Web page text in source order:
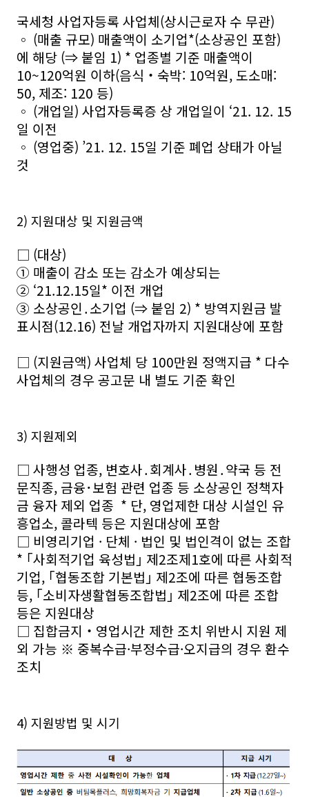
국세청 사업자등록 사업체(상시근로자 수 무관)
◦ (매출 규모) 매출액이 소기업*(소상공인 포함)
에 해당 (⇒ 붙임 1) * 업종별 기준 매출액이
10~120억원 이하(음식‧숙박: 10억원, 도소매:
50, 제조: 120 등)
◦ (개업일) 사업자등록증 상 개업일이 ‘21. 12. 15
일 이전
◦ (영업중) ’21. 12. 15일 기준 폐업 상태가 아닐
것
2) 지원대상 및 지원금액
□ (대상)
① 매출이 감소 또는 감소가 예상되는
② ‘21.12.15일* 이전 개업
③ 소상공인․소기업 (⇒ 붙임 2) * 방역지원금 발
표시점(12.16) 전날 개업자까지 지원대상에 포함
□ (지원금액) 사업체 당 100만원 정액지급 * 다수
사업체의 경우 공고문 내 별도 기준 확인
3) 지원제외
□ 사행성 업종, 변호사․회계사․병원․약국 등 전
문직종, 금융･보험 관련 업종 등 소상공인 정책자
금 융자 제외 업종 * 단, 영업제한 대상 시설인 유
흥업소, 콜라텍 등은 지원대상에 포함
□ 비영리기업 · 단체 · 법인 및 법인격이 없는 조합
* ｢사회적기업 육성법｣ 제2조제1호에 따른 사회적
기업, ｢협동조합 기본법｣ 제2조에 따른 협동조합
등, ｢소비자생활협동조합법｣ 제2조에 따른 조합
등은 지원대상
□ 집합금지‧영업시간 제한 조치 위반시 지원 제
외 가능 ※ 중복수급·부정수급·오지급의 경우 환수
조치
4) 지원방법 및 시기